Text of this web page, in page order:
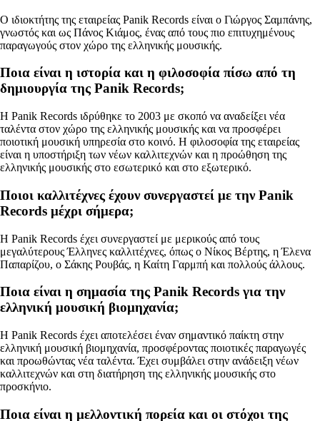
Ο ιδιοκτήτης της εταιρείας Panik Records είναι ο Γιώργος Σαμπάνης,
γνωστός και ως Πάνος Κιάμος, ένας από τους πιο επιτυχημένους
παραγωγούς στον χώρο της ελληνικής μουσικής.
Ποια είναι η ιστορία και η φιλοσοφία πίσω από τη
δημιουργία της Panik Records;
Η Panik Records ιδρύθηκε το 2003 με σκοπό να αναδείξει νέα
ταλέντα στον χώρο της ελληνικής μουσικής και να προσφέρει
ποιοτική μουσική υπηρεσία στο κοινό. Η φιλοσοφία της εταιρείας
είναι η υποστήριξη των νέων καλλιτεχνών και η προώθηση της
ελληνικής μουσικής στο εσωτερικό και στο εξωτερικό.
Ποιοι καλλιτέχνες έχουν συνεργαστεί με την Panik
Records μέχρι σήμερα;
Η Panik Records έχει συνεργαστεί με μερικούς από τους
μεγαλύτερους Έλληνες καλλιτέχνες, όπως ο Νίκος Βέρτης, η Έλενα
Παπαρίζου, ο Σάκης Ρουβάς, η Καίτη Γαρμπή και πολλούς άλλους.
Ποια είναι η σημασία της Panik Records για την
ελληνική μουσική βιομηχανία;
Η Panik Records έχει αποτελέσει έναν σημαντικό παίκτη στην
ελληνική μουσική βιομηχανία, προσφέροντας ποιοτικές παραγωγές
και προωθώντας νέα ταλέντα. Έχει συμβάλει στην ανάδειξη νέων
καλλιτεχνών και στη διατήρηση της ελληνικής μουσικής στο
προσκήνιο.
Ποια είναι η μελλοντική πορεία και οι στόχοι της